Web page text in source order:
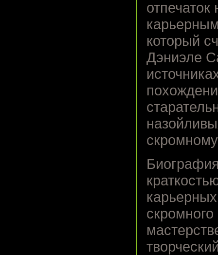
который
Дэниэле